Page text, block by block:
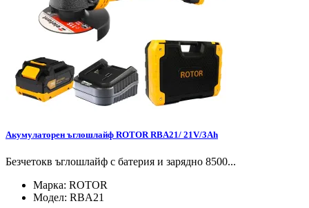
Aкумулаторен ъглошлайф ROTOR RBA21/ 21V/3Ah
Безчетокв ъглошлайф с батерия и зарядно 8500...
Марка: ROTOR
Модел: RBA21